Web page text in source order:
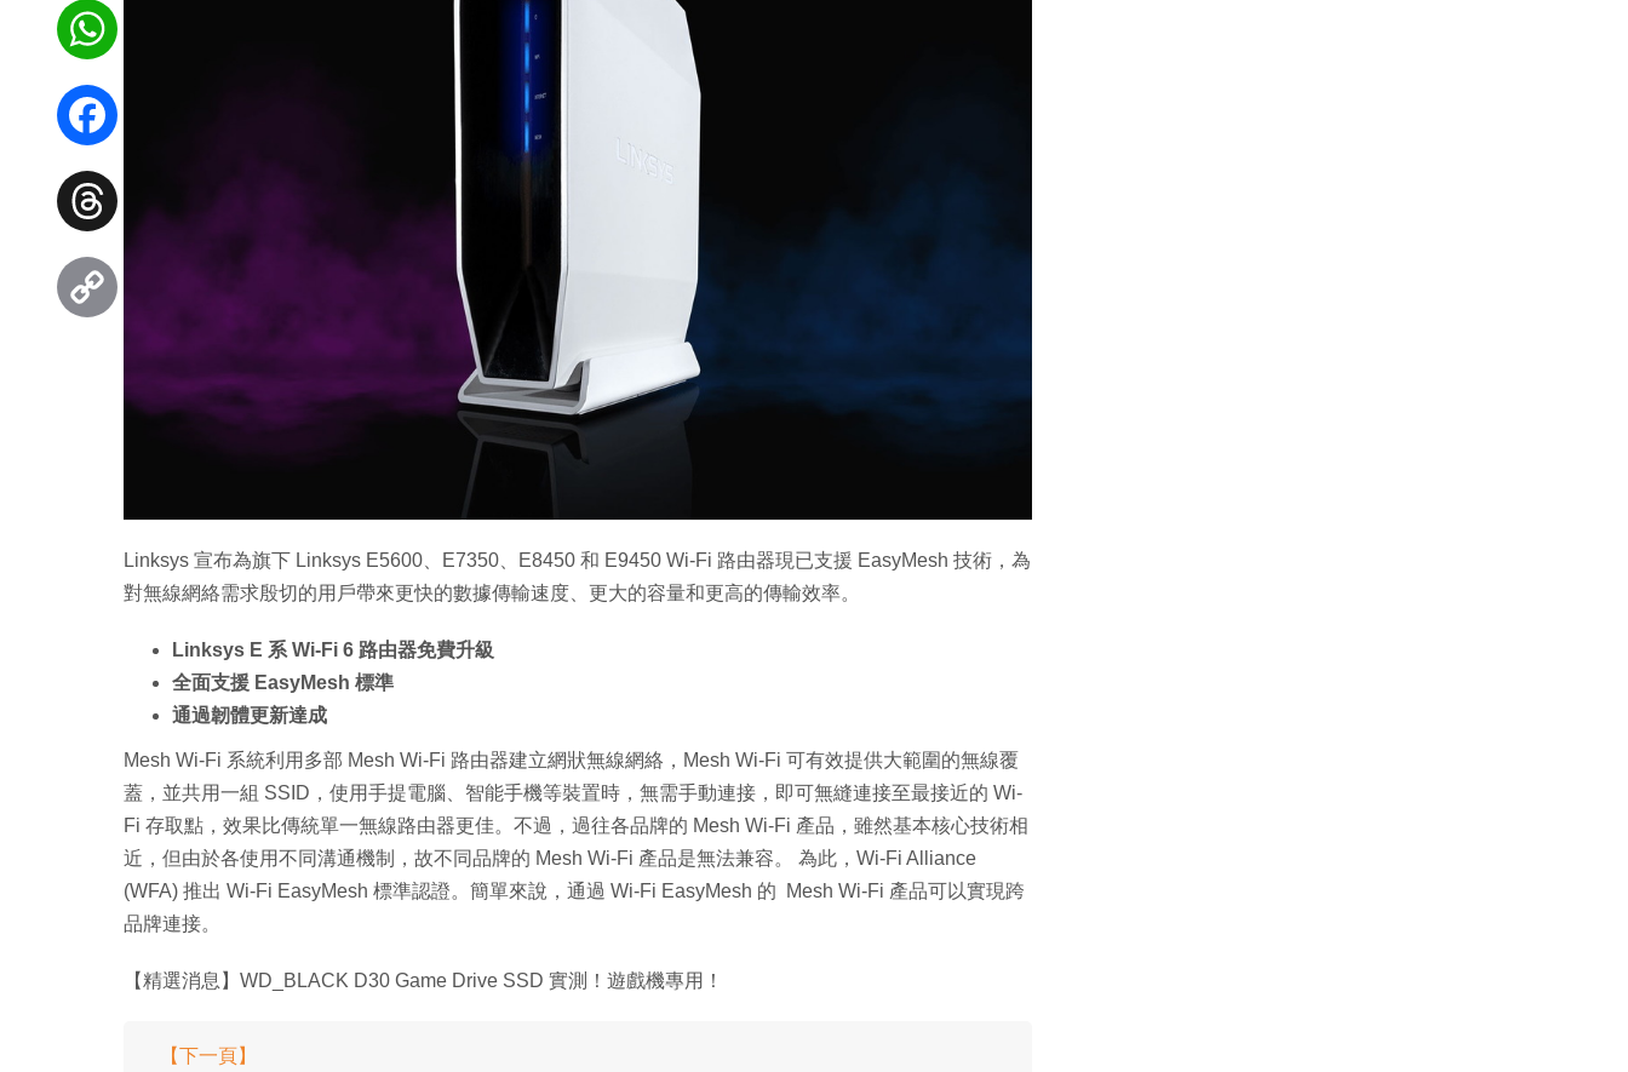
Linksys 宣布為旗下 Linksys E5600、E7350、E8450 和 E9450 Wi-Fi 路由器現已支援 EasyMesh 技術，為
對無線網絡需求殷切的用戶帶來更快的數據傳輸速度、更大的容量和更高的傳輸效率。
Linksys E 系 Wi-Fi 6 路由器免費升級
全面支援 EasyMesh 標準
通過韌體更新達成
Mesh Wi-Fi 系統利用多部 Mesh Wi-Fi 路由器建立網狀無線網絡，Mesh Wi-Fi 可有效提供大範圍的無線覆
蓋，並共用一組 SSID，使用手提電腦、智能手機等裝置時，無需手動連接，即可無縫連接至最接近的 Wi-
Fi 存取點，效果比傳統單一無線路由器更佳。不過，過往各品牌的 Mesh Wi-Fi 產品，雖然基本核心技術相
近，但由於各使用不同溝通機制，故不同品牌的 Mesh Wi-Fi 產品是無法兼容。 為此，Wi-Fi Alliance
(WFA) 推出 Wi-Fi EasyMesh 標準認證。簡單來說，通過 Wi-Fi EasyMesh 的 Mesh Wi-Fi 產品可以實現跨
品牌連接。
【精選消息】WD_BLACK D30 Game Drive SSD 實測！遊戲機專用！
【下一頁】
WhatsApp
Facebook
Threads